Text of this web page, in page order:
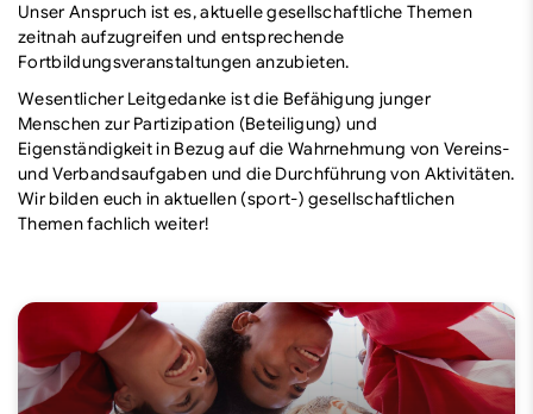
Unser Anspruch ist es, aktuelle gesellschaftliche Themen
zeitnah aufzugreifen und entsprechende
Fortbildungsveranstaltungen anzubieten.
Wesentlicher Leitgedanke ist die Befähigung junger
Menschen zur Partizipation (Beteiligung) und
Eigenständigkeit in Bezug auf die Wahrnehmung von Vereins-
und Verbandsaufgaben und die Durchführung von Aktivitäten.
Wir bilden euch in aktuellen (sport-) gesellschaftlichen
Themen fachlich weiter!